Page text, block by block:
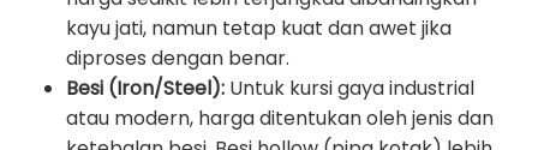
kayu jati, namun tetap kuat dan awet jika
diproses dengan benar.
Besi (Iron/Steel): Untuk kursi gaya industrial
atau modern, harga ditentukan oleh jenis dan